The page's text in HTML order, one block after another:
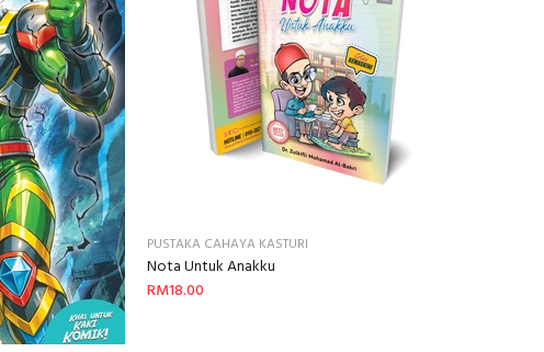
PUSTAKA CAHAYA KASTURI
Nota Untuk Anakku
RM18.00